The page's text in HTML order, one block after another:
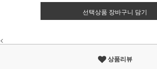
선택상품 장바구니 담기
<
상품리뷰